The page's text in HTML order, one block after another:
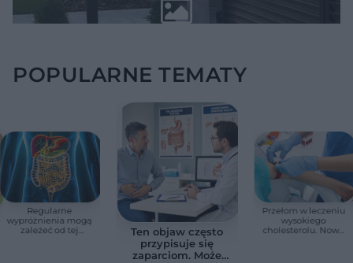
POPULARNE TEMATY
Regularne
wypróżnienia mogą
zależeć od tej
Ten objaw często
przypisuje się
zaparciom. Może
Przełom w leczeniu
wysokiego
cholesterolu. Nowa